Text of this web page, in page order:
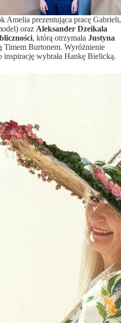
Amelia prezentująca pracę Gabrieli,
oraz Aleksander Dzeikala
, którą otrzymała Justyna
Timem Burtonem. Wyróżnienie
inspirację wybrała Hankę Bielicką.